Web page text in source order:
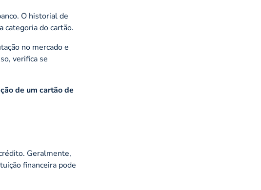
O historial de
categoria do cartão.
no mercado e
verifica se
de um cartão de
Geralmente,
financeira pode